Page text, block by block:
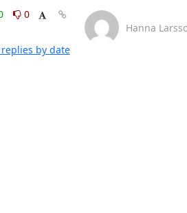
0
by date
Hanna